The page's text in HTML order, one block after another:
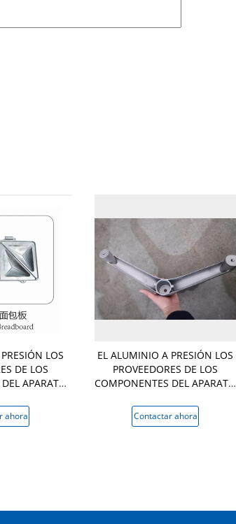
LOS
DE LOS
APARATO
CHINA
ahora
EL ALUMINIO A PRESIÓN LOS
PROVEEDORES DE LOS
COMPONENTES DEL APARATO
FUNDICIÓN EN CHINA
Contactar ahora